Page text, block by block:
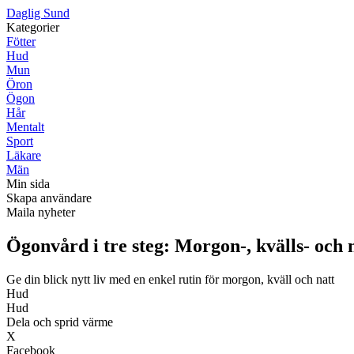
Daglig Sund
Kategorier
Fötter
Hud
Mun
Öron
Ögon
Hår
Mentalt
Sport
Läkare
Män
Min sida
Skapa användare
Maila nyheter
Ögonvård i tre steg: Morgon-, kvälls- och
Ge din blick nytt liv med en enkel rutin för morgon, kväll och natt
Hud
Hud
Dela och sprid värme
X
Facebook